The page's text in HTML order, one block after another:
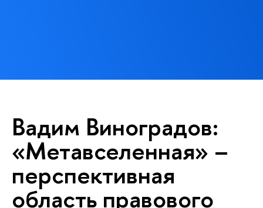
Вадим Виноградов:
«Метавселенная» –
перспективная
область правового